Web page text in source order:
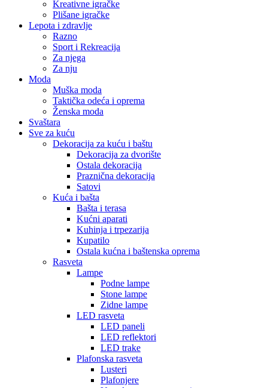
Kreativne igračke
Plišane igračke
Lepota i zdravlje
Razno
Sport i Rekreacija
Za njega
Za nju
Moda
Muška moda
Taktička odeća i oprema
Ženska moda
Svaštara
Sve za kuću
Dekoracija za kuću i baštu
Dekoracija za dvorište
Ostala dekoracija
Praznična dekoracija
Satovi
Kuća i bašta
Bašta i terasa
Kućni aparati
Kuhinja i trpezarija
Kupatilo
Ostala kućna i baštenska oprema
Rasveta
Lampe
Podne lampe
Stone lampe
Zidne lampe
LED rasveta
LED paneli
LED reflektori
LED trake
Plafonska rasveta
Lusteri
Plafonjere